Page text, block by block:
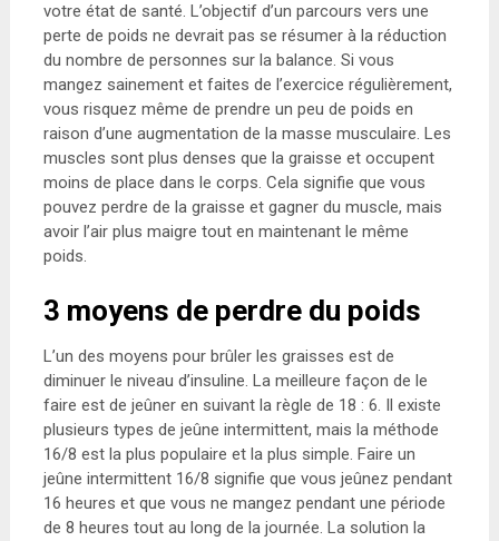
votre état de santé. L’objectif d’un parcours vers une
perte de poids ne devrait pas se résumer à la réduction
du nombre de personnes sur la balance. Si vous
mangez sainement et faites de l’exercice régulièrement,
vous risquez même de prendre un peu de poids en
raison d’une augmentation de la masse musculaire. Les
muscles sont plus denses que la graisse et occupent
moins de place dans le corps. Cela signifie que vous
pouvez perdre de la graisse et gagner du muscle, mais
avoir l’air plus maigre tout en maintenant le même
poids.
3 moyens de perdre du poids
L’un des moyens pour brûler les graisses est de
diminuer le niveau d’insuline. La meilleure façon de le
faire est de jeûner en suivant la règle de 18 : 6. Il existe
plusieurs types de jeûne intermittent, mais la méthode
16/8 est la plus populaire et la plus simple. Faire un
jeûne intermittent 16/8 signifie que vous jeûnez pendant
16 heures et que vous ne mangez pendant une période
de 8 heures tout au long de la journée. La solution la